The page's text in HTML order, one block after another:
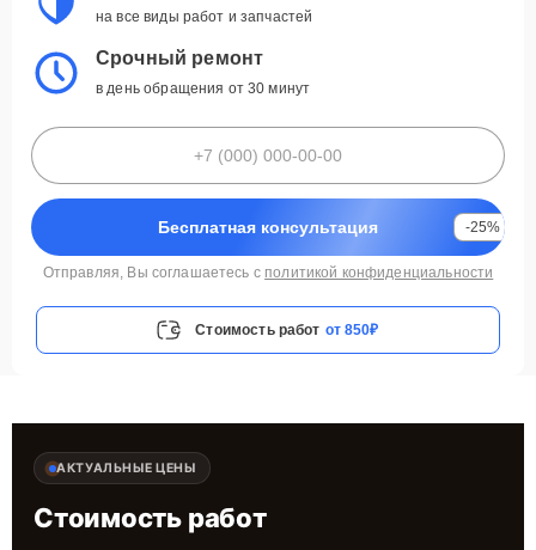
на все виды работ и запчастей
Срочный ремонт
в день обращения от 30 минут
Бесплатная консультация -25%
Отправляя, Вы соглашаетесь с политикой конфиденциальности
Стоимость работ от 850₽
АКТУАЛЬНЫЕ ЦЕНЫ
Стоимость работ